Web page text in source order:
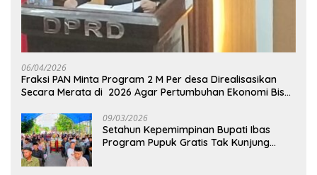
06/04/2026
Fraksi PAN Minta Program 2 M Per desa Direalisasikan
Secara Merata di 2026 Agar Pertumbuhan Ekonomi Bisa
09/03/2026
Setahun Kepemimpinan Bupati Ibas
Program Pupuk Gratis Tak Kunjung